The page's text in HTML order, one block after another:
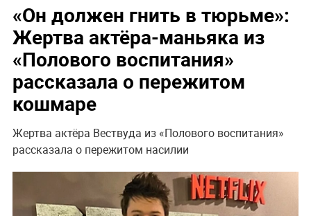
«Он должен гнить в тюрьме»:
Жертва актёра-маньяка из
«Полового воспитания»
рассказала о пережитом
кошмаре
Жертва актёра Вествуда из «Полового воспитания»
рассказала о пережитом насилии